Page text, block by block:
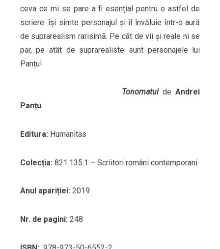
ceva ce mi se pare a fi esențial pentru o astfel de
scriere: își simte personajul și îl învăluie într-o aură
de suprarealism rarisimă. Pe cât de vii și reale ni se
par, pe atât de suprarealiste sunt personajele lui
Panțu!
TonomatuldeAndrei
Panțu
Editura: Humanitas
Colecția: 821.135.1 – Scriitori români contemporani
Anul apariției: 2019
Nr. de pagini: 248